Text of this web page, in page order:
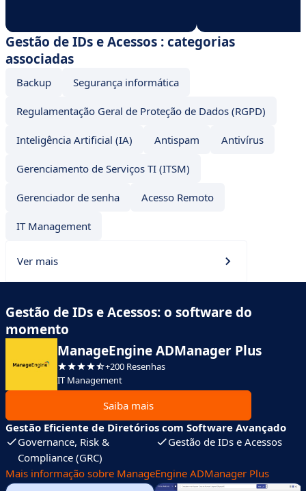
Gestão de IDs e Acessos : categorias
associadas
Backup Segurança informática
Regulamentação Geral de Proteção de Dados (RGPD)
Inteligência Artificial (IA) Antispam Antivírus
Gerenciamento de Serviços TI (ITSM)
Gerenciador de senha Acesso Remoto
IT Management
Ver mais
Gestão de IDs e Acessos: o software do
momento
ManageEngine ADManager Plus
+200 Resenhas
IT Management
Saiba mais
Gestão Eficiente de Diretórios com Software Avançado
Governance, Risk &
Compliance (GRC)
Gestão de IDs e Acessos
Mais informação sobre ManageEngine ADManager Plus